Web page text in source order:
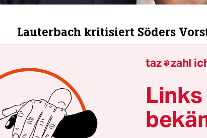
Lauterbach kritisiert Söders
Bundesgesundheitsminister Karl
Ankündigung von Bayerns
kritisiert, die Impfpflicht im Pflege- und
nicht umzusetzen. „Auch die
beschlossene Gesetz ernst nehmen“,
Berlin. „Es geht um den Schutz von
taz zahl